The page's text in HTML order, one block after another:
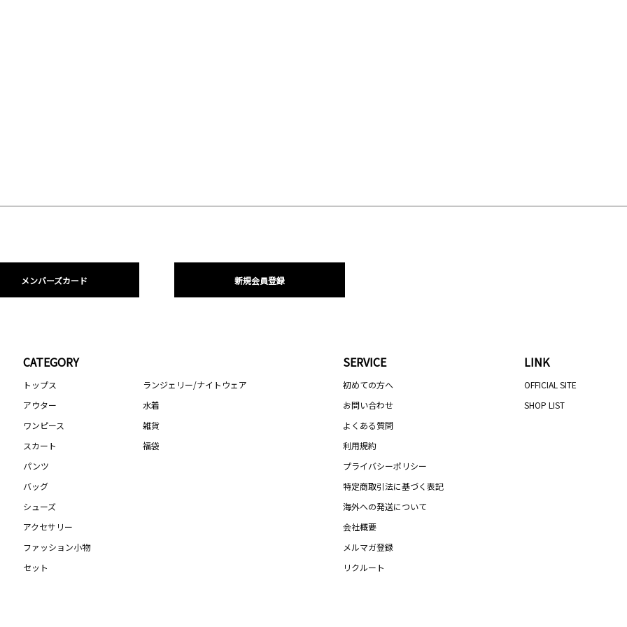
メンバーズカード 新規会員登録
CATEGORY
トップス
アウター
ワンピース
スカート
パンツ
バッグ
シューズ
アクセサリー
ファッション小物
セット
ランジェリー/ナイトウェア
水着
雑貨
福袋
SERVICE
初めての方へ
お問い合わせ
よくある質問
利用規約
プライバシーポリシー
特定商取引法に基づく表記
海外への発送について
会社概要
メルマガ登録
リクルート
LINK
OFFICIAL SITE
SHOP LIST